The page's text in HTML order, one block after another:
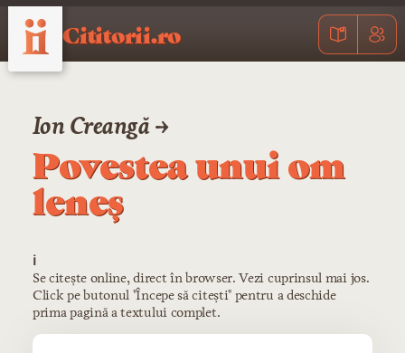
Cititorii.ro
Ion Creangă →
Povestea unui om
leneş
ℹ️
Se citește online, direct în browser. Vezi cuprinsul mai jos.
Click pe butonul "Începe să citești" pentru a deschide
prima pagină a textului complet.